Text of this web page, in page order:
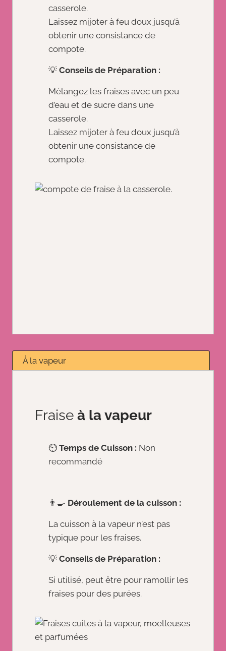
casserole.
Laissez mijoter à feu doux jusqu’à
obtenir une consistance de
compote.
💡 Conseils de Préparation :
Mélangez les fraises avec un peu
d’eau et de sucre dans une
casserole.
Laissez mijoter à feu doux jusqu’à
obtenir une consistance de
compote.
À la vapeur
Fraise à la vapeur
⏲️ Temps de Cuisson : Non
recommandé
👨‍🍳 Déroulement de la cuisson :
La cuisson à la vapeur n’est pas
typique pour les fraises.
💡 Conseils de Préparation :
Si utilisé, peut être pour ramollir les
fraises pour des purées.